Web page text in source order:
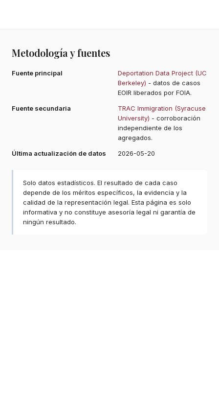
Metodología y fuentes
Fuente principal
Deportation Data Project (UC
Berkeley) - datos de casos
EOIR liberados por FOIA.
Fuente secundaria
TRAC Immigration (Syracuse
University) - corroboración
independiente de los
agregados.
Última actualización de datos
2026-05-20
Solo datos estadísticos. El resultado de cada caso
depende de los méritos específicos, la evidencia y la
calidad de la representación legal. Esta página es solo
informativa y no constituye asesoría legal ni garantía de
ningún resultado.